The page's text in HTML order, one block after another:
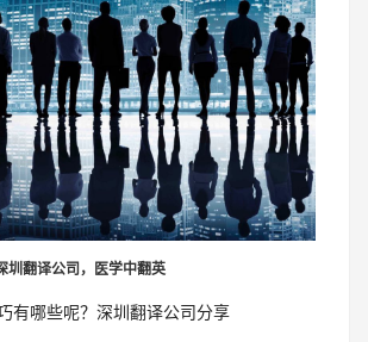
圳翻译公司，医学中翻英
有哪些呢？深圳翻译公司分享